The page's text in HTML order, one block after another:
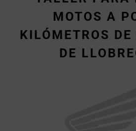
MOTOS A
KILÓMETROS DE
DE